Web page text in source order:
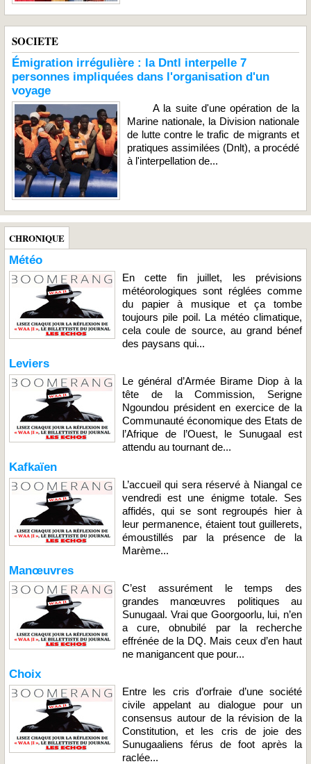
SOCIETE
Émigration irrégulière : la Dntl interpelle 7
personnes impliquées dans l'organisation d'un
voyage
A la suite d'une opération de la
Marine nationale, la Division nationale
de lutte contre le trafic de migrants et
pratiques assimilées (Dnlt), a procédé
à l'interpellation de...
CHRONIQUE
Météo
En cette fin juillet, les prévisions
météorologiques sont réglées comme
du papier à musique et ça tombe
toujours pile poil. La météo climatique,
cela coule de source, au grand bénef
des paysans qui...
Leviers
Le général d’Armée Birame Diop à la
tête de la Commission, Serigne
Ngoundou président en exercice de la
Communauté économique des Etats de
l’Afrique de l’Ouest, le Sunugaal est
attendu au tournant de...
Kafkaïen
L’accueil qui sera réservé à Niangal ce
vendredi est une énigme totale. Ses
affidés, qui se sont regroupés hier à
leur permanence, étaient tout guillerets,
émoustillés par la présence de la
Marème...
Manœuvres
C’est assurément le temps des
grandes manœuvres politiques au
Sunugaal. Vrai que Goorgoorlu, lui, n’en
a cure, obnubilé par la recherche
effrénée de la DQ. Mais ceux d’en haut
ne manigancent que pour...
Choix
Entre les cris d’orfraie d’une société
civile appelant au dialogue pour un
consensus autour de la révision de la
Constitution, et les cris de joie des
Sunugaaliens férus de foot après la
raclée...